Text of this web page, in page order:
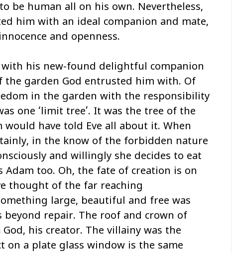
be human all on his own. Nevertheless,
him with an ideal companion and mate,
and openness.
with his new-found delightful companion
the garden God entrusted him with. Of
in the garden with the responsibility
one ‘limit tree’. It was the tree of the
have told Eve all about it. When
in the know of the forbidden nature
and willingly she decides to eat
too. Oh, the fate of creation is on
thought of the far reaching
large, beautiful and free was
beyond repair. The roof and crown of
his creator. The villainy was the
on a plate glass window is the same